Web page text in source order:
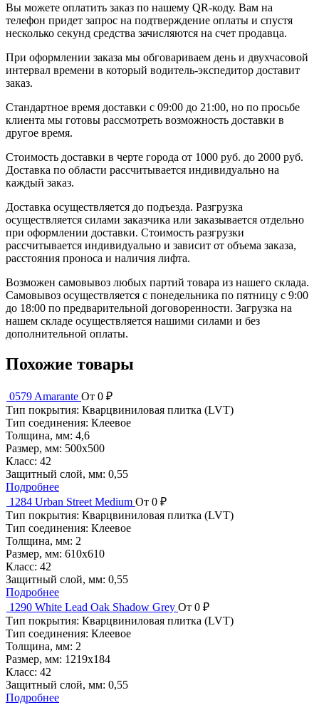
Вы можете оплатить заказ по нашему QR-коду. Вам на
телефон придет запрос на подтверждение оплаты и спустя
несколько секунд средства зачисляются на счет продавца.
При оформлении заказа мы обговариваем день и двухчасовой
интервал времени в который водитель-экспедитор доставит
заказ.
Стандартное время доставки с 09:00 до 21:00, но по просьбе
клиента мы готовы рассмотреть возможность доставки в
другое время.
Стоимость доставки в черте города от 1000 руб. до 2000 руб.
Доставка по области рассчитывается индивидуально на
каждый заказ.
Доставка осуществляется до подъезда. Разгрузка
осуществляется силами заказчика или заказывается отдельно
при оформлении доставки. Стоимость разгрузки
рассчитывается индивидуально и зависит от объема заказа,
расстояния проноса и наличия лифта.
Возможен самовывоз любых партий товара из нашего склада.
Самовывоз осуществляется с понедельника по пятницу с 9:00
до 18:00 по предварительной договоренности. Загрузка на
нашем складе осуществляется нашими силами и без
дополнительной оплаты.
Похожие товары
0579 Amarante От 0 ₽
Тип покрытия: Кварцвиниловая плитка (LVT)
Тип соединения: Клеевое
Толщина, мм: 4,6
Размер, мм: 500x500
Класс: 42
Защитный слой, мм: 0,55
Подробнее
1284 Urban Street Medium От 0 ₽
Тип покрытия: Кварцвиниловая плитка (LVT)
Тип соединения: Клеевое
Толщина, мм: 2
Размер, мм: 610x610
Класс: 42
Защитный слой, мм: 0,55
Подробнее
1290 White Lead Oak Shadow Grey От 0 ₽
Тип покрытия: Кварцвиниловая плитка (LVT)
Тип соединения: Клеевое
Толщина, мм: 2
Размер, мм: 1219x184
Класс: 42
Защитный слой, мм: 0,55
Подробнее